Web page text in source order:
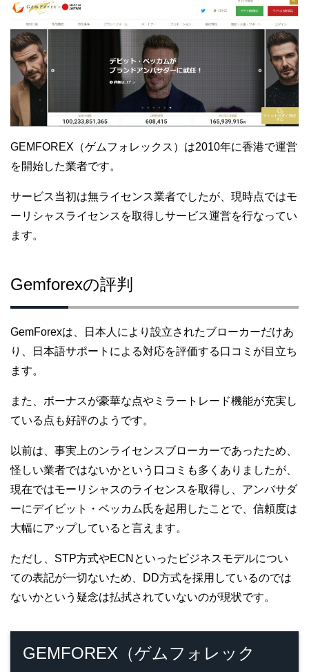
GEMFOREX（ゲムフォレックス）は2010年に香港で運営
を開始した業者です。
サービス当初は無ライセンス業者でしたが、現時点ではモ
ーリシャスライセンスを取得しサービス運営を行なってい
ます。
Gemforexの評判
GemForexは、日本人により設立されたブローカーだけあ
り、日本語サポートによる対応を評価する口コミが目立ち
ます。
また、ボーナスが豪華な点やミラートレード機能が充実し
ている点も好評のようです。
以前は、事実上のンライセンスブローカーであったため、
怪しい業者ではないかという口コミも多くありましたが、
現在ではモーリシャスのライセンスを取得し、アンバサダ
ーにデイビット・ベッカム氏を起用したことで、信頼度は
大幅にアップしていると言えます。
ただし、 STP方式やECNといったビジネスモデルについ
ての表記が一切ないため、
DD方式を採用しているのでは
ないかという疑念は払拭されていないのが現状です。
GEMFOREX（ゲムフォレック